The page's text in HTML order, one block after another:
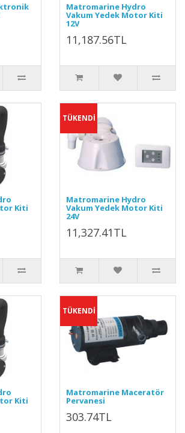
Matromarine Hydro
Vakum Yedek Motor Kiti
12V
11,187.56TL
Kiti
TÜKENDİ
Matromarine Hydro
Vakum Yedek Motor Kiti
24V
11,327.41TL
Kiti
TÜKENDİ
Matromarine Maceratör
Pervanesi
303.74TL